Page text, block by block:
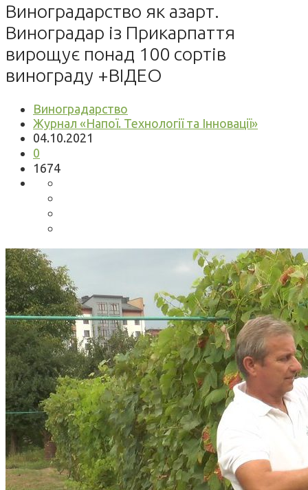
Виноградарство як азарт.
Виноградар із Прикарпаття
вирощує понад 100 сортів
винограду +ВІДЕО
Виноградарство
Журнал «Напої. Технології та Інновації»
04.10.2021
0
1674